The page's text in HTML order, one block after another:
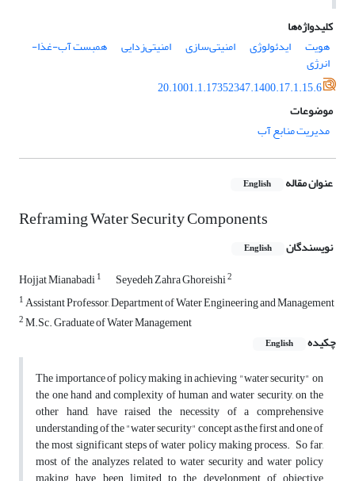
کلیدواژه‌ها
هویت
ایدئولوژی امنیتی‌سازی امنیتی‌زدایی همبست آب-غذا-
انرژی
20.1001.1.17352347.1400.17.1.15.6
موضوعات
مدیریت منابع آب
عنوان مقاله English
Reframing Water Security Components
نویسندگان English
Hojjat Mianabadi1 Seyedeh Zahra Ghoreishi2
1Assistant Professor, Department of Water Engineering and Management
2M.Sc. Graduate of Water Management
چکیده
English
The importance of policy making in achieving "water security" on
the one hand and complexity of human and water security, on the
other hand, have raised the necessity of a comprehensive
understanding of the "water security" concept as the first and one of
the most significant steps of water policy making process. So far,
most of the analyzes related to water security and water policy